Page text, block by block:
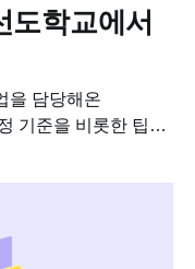
학교에서
을 담당해온
기준을 비롯한 팁과